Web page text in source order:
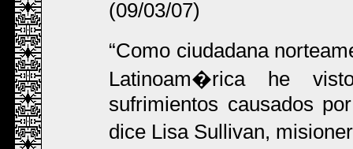
(09/03/07)
Como ciudadana
Latinoam�rica he
sufrimientos causados
dice Lisa Sullivan,